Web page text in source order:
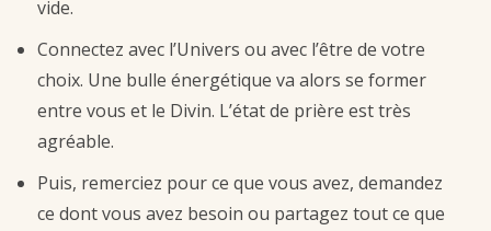
vide.
Connectez avec l’Univers ou avec l’être de votre
choix. Une bulle énergétique va alors se former
entre vous et le Divin. L’état de prière est très
agréable.
Puis, remerciez pour ce que vous avez, demandez
ce dont vous avez besoin ou partagez tout ce que